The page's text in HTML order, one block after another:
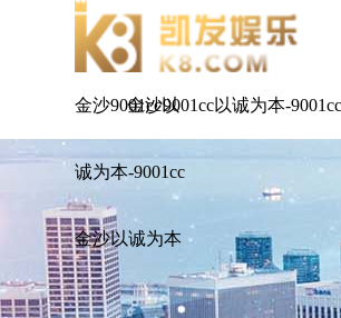
金沙9001cc以
诚为本-9001cc
金沙以诚为本
金沙9001cc以诚为本-